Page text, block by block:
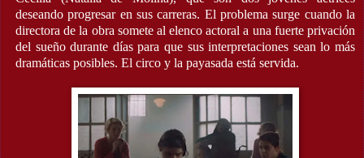
deseando progresar en sus carreras. El problema surge cuando la
directora de la obra somete al elenco actoral a una fuerte privación
del sueño durante días para que sus interpretaciones sean lo más
dramáticas posibles. El circo y la payasada está servida.